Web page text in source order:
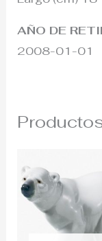
AÑO DE
2008-01-01